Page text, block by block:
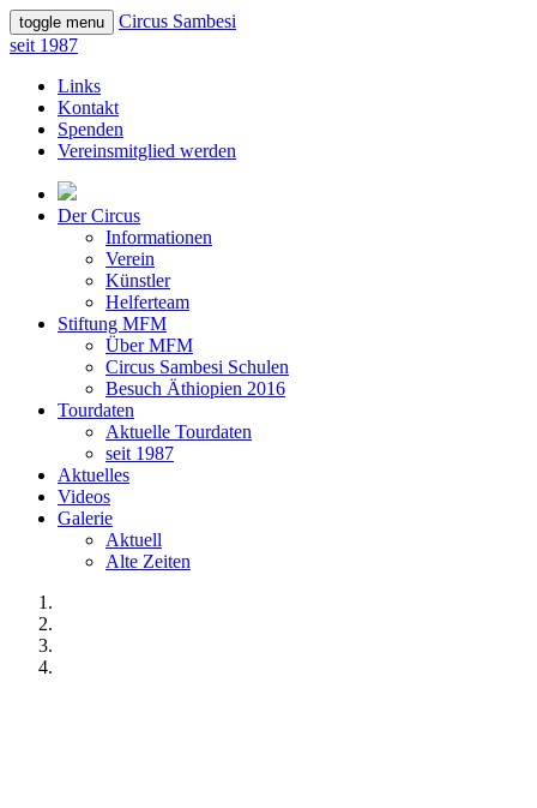
toggle menu
Circus Sambesi
seit 1987
Links
Kontakt
Spenden
Vereinsmitglied werden
Der Circus
Informationen
Verein
Künstler
Helferteam
Stiftung MFM
Über MFM
Circus Sambesi Schulen
Besuch Äthiopien 2016
Tourdaten
Aktuelle Tourdaten
seit 1987
Aktuelles
Videos
Galerie
Aktuell
Alte Zeiten